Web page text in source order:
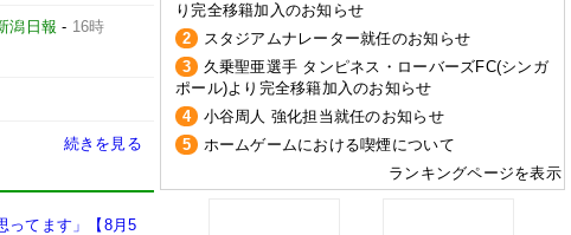
潟日報 - 16時
続きを見る
ってます」【8月5
り完全移籍加入のお知らせ
2
スタジアムナレーター就任のお知らせ
3
久乗聖亜選手 タンピネス・ローバーズFC(シンガ
ポール)より完全移籍加入のお知らせ
4
小谷周人 強化担当就任のお知らせ
5
ホームゲームにおける喫煙について
ランキングページを表示